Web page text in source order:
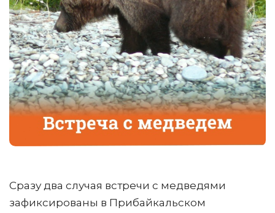
Сразу два случая встречи с медведями
зафиксированы в Прибайкальском